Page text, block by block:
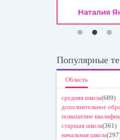
Популярные
Область
средняя школа(689)
дополнительное
повышение
старшая школа(361)
начальная школа